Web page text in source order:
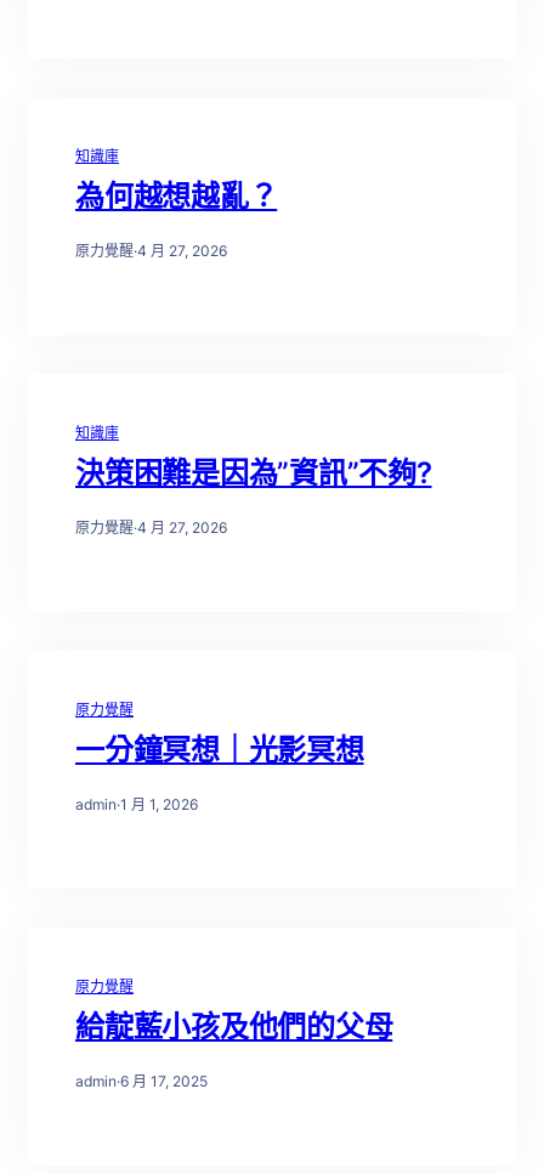
知識庫
為何越想越亂？
原力覺醒·4 月 27, 2026
知識庫
決策困難是因為”資訊”不夠?
原力覺醒·4 月 27, 2026
原力覺醒
一分鐘冥想｜光影冥想
admin·1 月 1, 2026
原力覺醒
給靛藍小孩及他們的父母
admin·6 月 17, 2025